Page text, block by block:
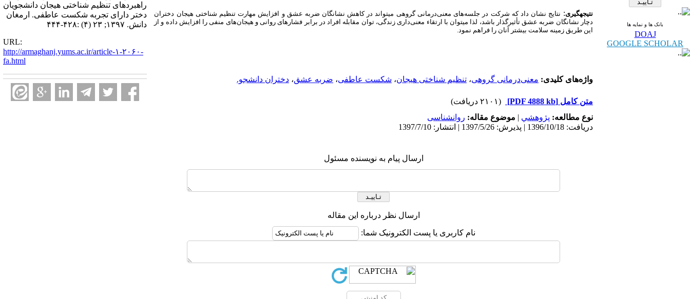
بانک ها و نمایه ها
DOAJ
GOOGLE SCHOLAR
نتیجه­گیری: نتایج نشان داد که شرکت در جلسه‌های معنی‌درمانی گروهی می­تواند درکاهش نشانگان ضربه عشق و افزایش مهارت تنظیم شناختی هیجان دختران
دچار نشانگان ضربه عشقتأثیرگذار باشد، لذا می­توان با ارتقاء معنی‌داری زندگی، توان مقابله افراد در برابر فشارهای روانی و هیجان‌های منفی را افزایش داده و از
این طریق زمینه سلامت بیشتر آنان را فراهم نمود.
واژه‌های کلیدی: معنی‌درمانی گروهی، تنظیم شناختی هیجان، شکست عاطفی، ضربه عشق، دختران دانشجو.
متن کامل [PDF 4888 kb]
(۲۱۰۱ دریافت)
نوع مطالعه: پژوهشي | موضوع مقاله: روانشناسی
دریافت: 1396/10/18 | پذیرش: 1397/5/26 | انتشار: 1397/7/10
ارسال پیام به نویسنده مسئول
ارسال نظر درباره این مقاله
نام کاربری یا پست الکترونیک شما:
راهبردهای تنظیم شناختی هیجان دانشجویان
دختر دارای تجربه شکست عاطفی. ارمغان
دانش. ۱۳۹۷; ۲۳ (۴) :۴۲۸-۴۴۴
URL:
http://armaghanj.yums.ac.ir/article-۱-۲۰۶۰-
fa.html